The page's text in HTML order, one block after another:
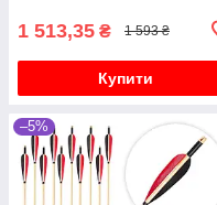
1 513,35 ₴ 1 593 ₴
Купити
–5%